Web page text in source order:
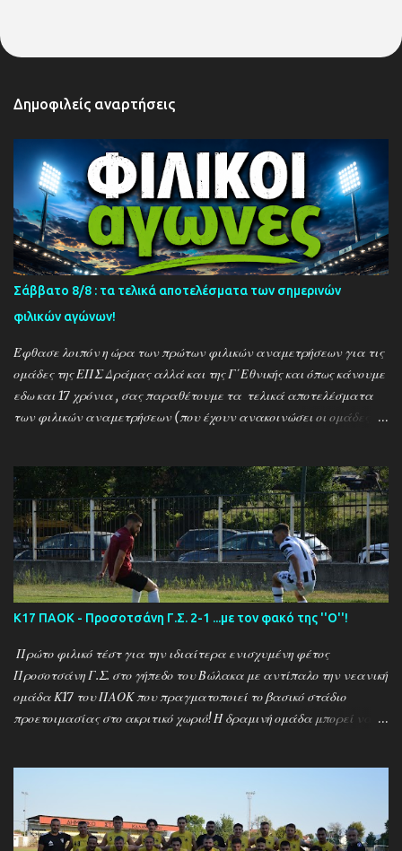
Δημοφιλείς αναρτήσεις
Σάββατο 8/8 : τα τελικά αποτελέσματα των σημερινών
φιλικών αγώνων!
Έφθασε λοιπόν η ώρα των πρώτων φιλικών αναμετρήσεων για τις
ομάδες της ΕΠΣ Δράμας αλλά και της Γ΄Εθνικής και όπως κάνουμε
εδω και 17 χρόνια , σας παραθέτουμε τα τελικά αποτελέσματα
των φιλικών αναμετρήσεων (που έχουν ανακοινώσει οι ομάδες) ....
Ξηροποτάμος - Νευροκοπι 2-2 Α.Ο. Καβάλα - Αγ. Αθανάσιος 5-1
Μαυρόβατος - Αμπελοκηποι 0-2 Κ17 ΠΑΟΚ - Προσοτσάνη 2-1
(7/8) ------------------------------------------------------
--------- Ν. Αμισος - Νεοχώρι Σερρών 3-0
Κ17 ΠΑΟΚ - Προσοτσάνη Γ.Σ. 2-1 ...με τον φακό της ''Ο''!
Πρώτο φιλικό τέστ για την ιδιαίτερα ενισχυμένη φέτος
Προσοτσάνη Γ.Σ. στο γήπεδο του Βώλακα με αντίπαλο την νεανική
ομάδα Κ17 του ΠΑΟΚ που πραγματοποιεί το βασικό στάδιο
προετοιμασίας στο ακριτικό χωριό! Η δραμινή ομάδα μπορεί να
ως σύνολο , με τον ''Ψηλό'' Γιάννη Ιωαννίδη να δίνει χρόνο
συμμετοχής σε όλους τους διαθέσιμους ποδοσφαιριστές.. Ο ΠΑΟΚ